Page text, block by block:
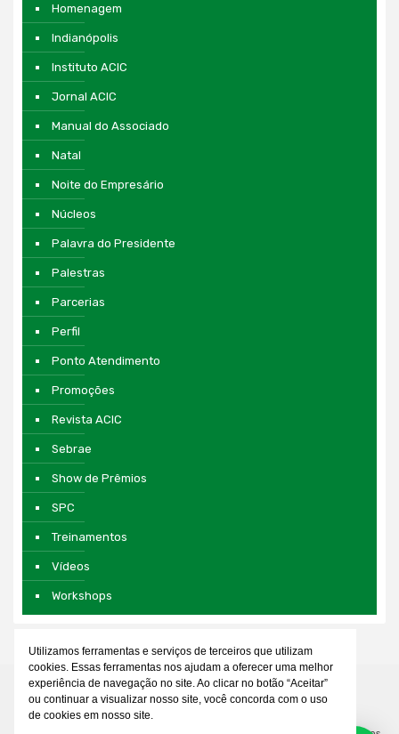
Homenagem
Indianópolis
Instituto ACIC
Jornal ACIC
Manual do Associado
Natal
Noite do Empresário
Núcleos
Palavra do Presidente
Palestras
Parcerias
Perfil
Ponto Atendimento
Promoções
Revista ACIC
Sebrae
Show de Prêmios
SPC
Treinamentos
Vídeos
Workshops
Utilizamos ferramentas e serviços de terceiros que utilizam
cookies. Essas ferramentas nos ajudam a oferecer uma melhor
experiência de navegação no site. Ao clicar no botão “Aceitar”
ou continuar a visualizar nosso site, você concorda com o uso
de cookies em nosso site.